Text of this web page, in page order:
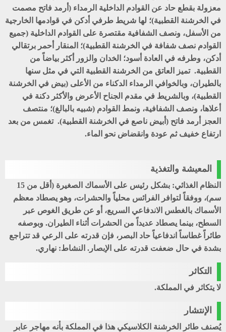
معزولة بقطع حاد عن القوادم الداخلية الرمداء (أرمد فاتح مصمت
في الخرشنة القطبية)؛ لها شريط طرفي أدكن في قوادمها الخارجية
من الأسفل، ونصف الشفافية مقتصرة على القوادم الداخلية (جميع
القوادم نصف شفافة في الخرشنة القطبية)؛ المنقار أحمر برتقالي
أدكن، وطرفه في العادة أسود؛ الخدان والزور أكثر بياضاً من
القطبية. تميز العاتق من الخرشنة القطبية التي في مثل سنها
بالطيران، وبالخوافي الرمداء الدكناء من الأعلى (بيض في الخرشنة
القطبية)، وبالشريط في مقدم الجناح الأعرض والأكثر دكنة في
أعلاها، ونصف الشفافية، ونمط القوادم (شبيه بالبالغ)؛ منتصف
العجز أرمد فاتح (أبيض ناصع في الخرشنة القطبية). تغمس من بعد
ارتفاع خفيف ثم عودة وانقضاض نحو الماء.
المعيشة والتغذية
النظام الغذائي: بشكل رئيس على الأسماك الصغيرة (أقل من 15
سم)، ووفقاً لتوافر الفرائس محلياً والحشرات، وهو يصطاد معظم
الأسماك بالغطس الاندفاعي السريع، أو عن طريق الغوص عبر
السطح، بينما يصطاد عديداً من الحشرات أثناء الطيران. وبوصفه
طائراً غطاساً اندفاعياً حاد البصر، فإن قدرته على الرعي قد تتراجع
بشدة في حال ضعفت قدرته على الإبصار. النشاط: نهاري.
التكاثر
لا يتكاثر في المملكة.
الإنتشار
يُصنف طائر الخرشنة الكلاسيكي هذا في المملكة بأنه مهاجر عابر